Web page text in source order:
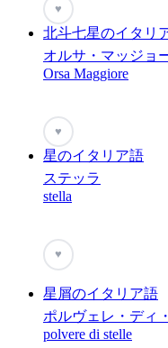
♥
北斗七星のイタリ
オルサ・マッジョ
Orsa Maggiore
♥
星のイタリア語
ステッラ
stella
♥
星屑のイタリア語
ポルヴェレ・ディ
polvere di stelle